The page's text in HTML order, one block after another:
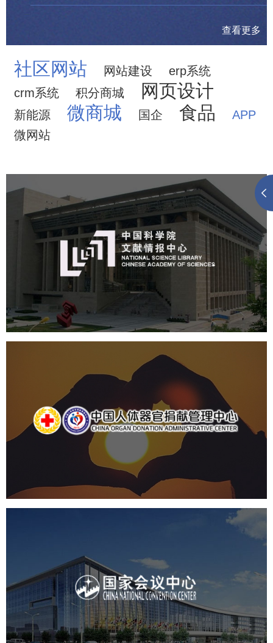
查看更多
社区网站 网站建设
erp系统
crm系统
积分商城 网页设计
新能源 微商城 国企 食品
APP
微网站
中国科学院文献情报中心
网站建设
数字博物馆建设
展厅空间设计
产品展厅设计
中国人体器官捐献管理中心
国企 品牌官网 网站建设
国家会议中心
专业服务 网站建设 网站设计